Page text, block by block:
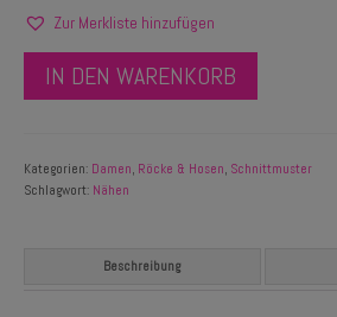
Zur Merkliste hinzufügen
IN DEN WARENKORB
Kategorien: Damen, Röcke & Hosen, Schnittmuster
Schlagwort: Nähen
Beschreibung